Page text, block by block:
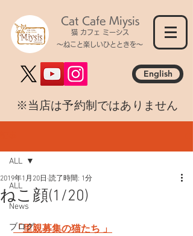
Cat Cafe Miysis
猫 カフェ ミーシス
～ねこと楽しいひとときを～
English
​※当店は予約制ではありません
ALL
News
ブログ
ALL
ねこ顔(1/20)
2019年1月20日 読了時間: 1分
「里親募集の猫たち 」